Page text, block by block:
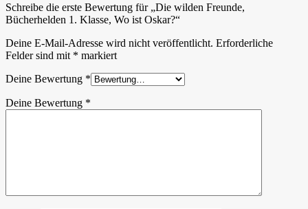
Schreibe die erste Bewertung für „Die wilden Freunde,
Bücherhelden 1. Klasse, Wo ist Oskar?“
Deine E-Mail-Adresse wird nicht veröffentlicht. Erforderliche
Felder sind mit * markiert
Deine Bewertung *
Deine Bewertung *